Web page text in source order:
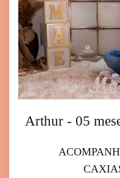
Arthur - 05